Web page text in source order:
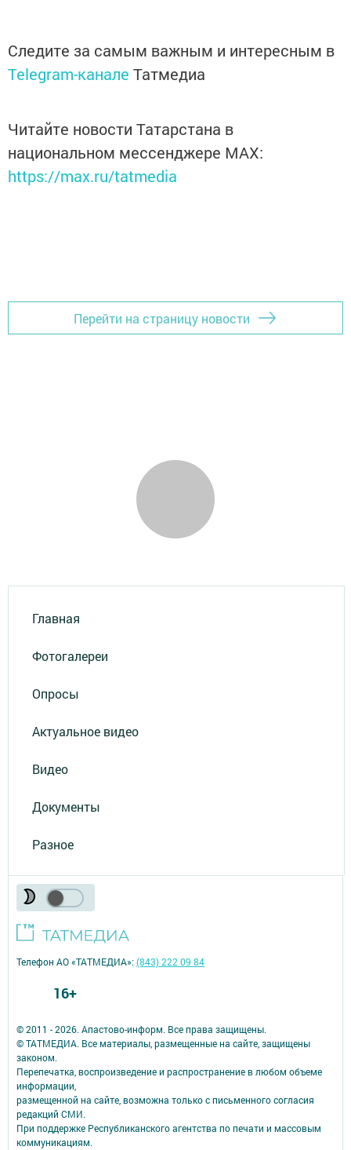
Следите за самым важным и интересным в
Telegram-канале Татмедиа
Читайте новости Татарстана в
национальном мессенджере MАХ:
https://max.ru/tatmedia
Перейти на страницу новости
Главная
Фотогалереи
Опросы
Актуальное видео
Видео
Документы
Разное
© 2011 - 2026. Апастово-информ. Все права защищены.
© ТАТМЕДИА. Все материалы, размещенные на сайте, защищены
законом.
Перепечатка, воспроизведение и распространение в любом объеме
информации,
размещенной на сайте, возможна только с письменного согласия
редакций СМИ.
При поддержке Республиканского агентства по печати и массовым
коммуникациям.
Телефон АО «ТАТМЕДИА»:(843) 222 09 84
16+